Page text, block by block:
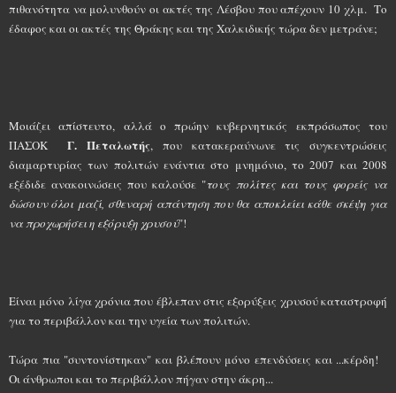
πιθανότητα να μολυνθούν οι ακτές της Λέσβου που απέχουν 10 χλμ. Το
έδαφος και οι ακτές της Θράκης και της Χαλκιδικής τώρα δεν μετράνε;
Μοιάζει απίστευτο, αλλά ο πρώην κυβερνητικός εκπρόσωπος του
ΠΑΣΟΚ
Γ. Πεταλωτής, που κατακεραύνωνε τις συγκεντρώσεις
διαμαρτυρίας των πολιτών ενάντια στο μνημόνιο, το 2007 και 2008
εξέδιδε ανακοινώσεις που καλούσε "τους πολίτες και τους φορείς να
δώσουν όλοι μαζί, σθεναρή απάντηση που θα αποκλείει κάθε σκέψη για
να προχωρήσει η εξόρυξη χρυσού"!
Είναι μόνο λίγα χρόνια που έβλεπαν στις εξορύξεις χρυσού καταστροφή
για το περιβάλλον και την υγεία των πολιτών.
Τώρα πια "συντονίστηκαν" και βλέπουν μόνο επενδύσεις και ...κέρδη!
Οι άνθρωποι και το περιβάλλον πήγαν στην άκρη...